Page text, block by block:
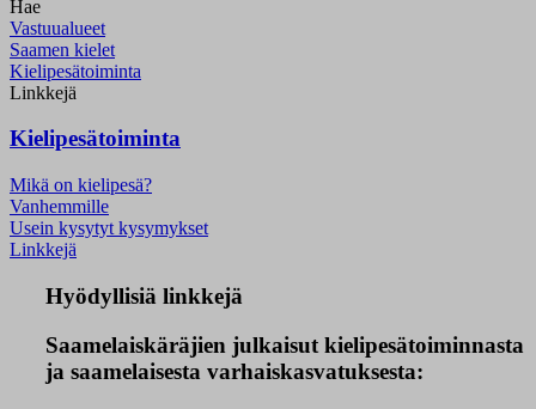
Hae
Vastuualueet
Saamen kielet
Kielipesätoiminta
Linkkejä
Kielipesätoiminta
Mikä on kielipesä?
Vanhemmille
Usein kysytyt kysymykset
Linkkejä
Hyödyllisiä linkkejä
Saamelaiskäräjien julkaisut kielipesätoiminnasta
ja saamelaisesta varhaiskasvatuksesta: